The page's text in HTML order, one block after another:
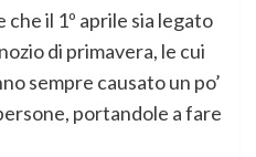
che il 1º aprile sia legato
di primavera, le cui
sempre causato un po’
portandole a fare